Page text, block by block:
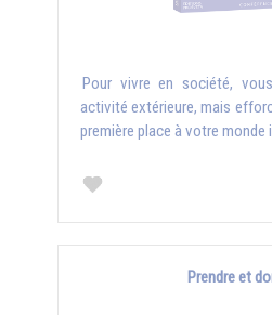
Pour vivre en société,
activité extérieure, mais
première place à votre monde
Prendre et